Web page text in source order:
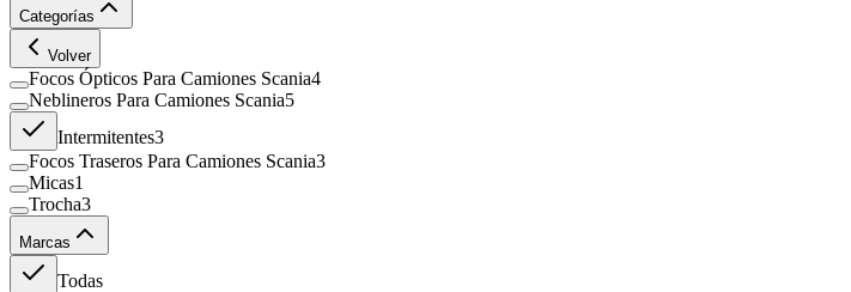
Categorías
Volver
Focos Ópticos Para Camiones Scania4
Neblineros Para Camiones Scania5
Intermitentes3
Focos Traseros Para Camiones Scania3
Micas1
Trocha3
Marcas
Todas